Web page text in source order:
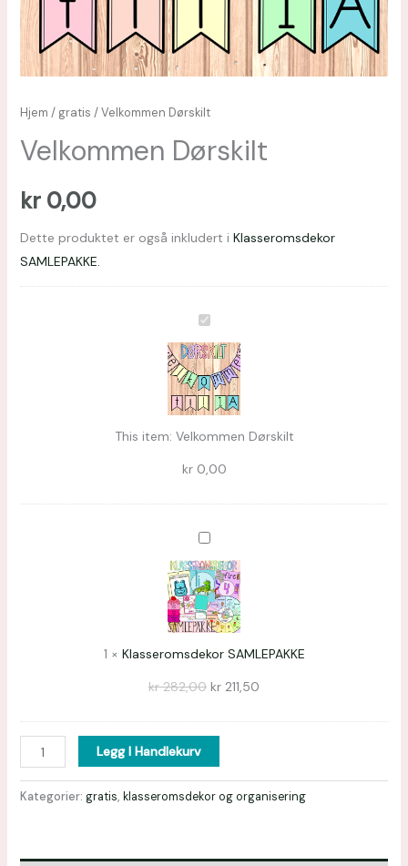
Hjem / gratis / Velkommen Dørskilt
Velkommen Dørskilt
kr0,00
Dette produktet er også inkludert i Klasseromsdekor
SAMLEPAKKE.
Velkommen
Dørskilt
This item: Velkommen Dørskilt
kr0,00
Klasseromsdekor
SAMLEPAKKE
1 × Klasseromsdekor SAMLEPAKKE
kr282,00 kr 211,50
Legg I Handlekurv
Kategorier: gratis, klasseromsdekor og organisering